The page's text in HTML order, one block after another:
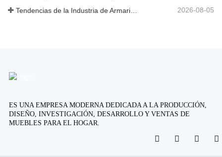
Tendencias de la Industria de Armarios y Cocinas Personalizados 2026 2026-08-05
ES UNA EMPRESA MODERNA DEDICADA A LA PRODUCCIÓN,
DISEÑO, INVESTIGACIÓN, DESARROLLO Y VENTAS DE
MUEBLES PARA EL HOGAR.